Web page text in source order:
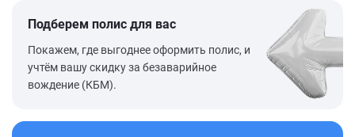
Подберем полис для вас
Покажем, где выгоднее оформить полис, и
учтём вашу скидку за безаварийное
вождение (КБМ).